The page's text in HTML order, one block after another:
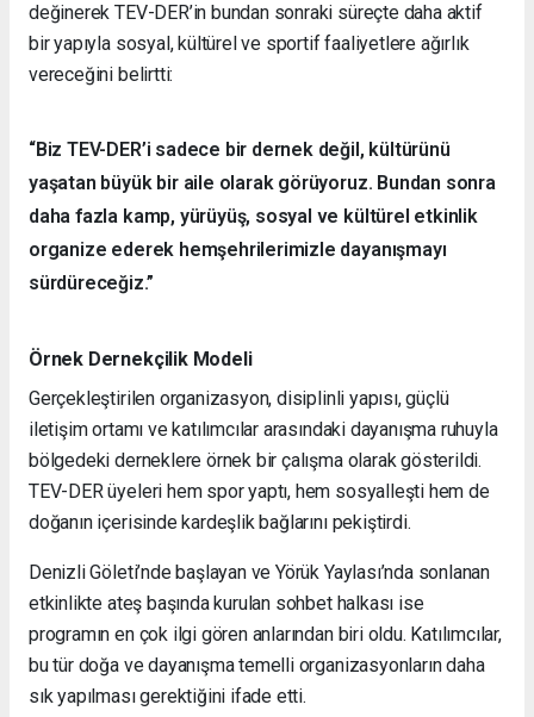
değinerek TEV-DER’in bundan sonraki süreçte daha aktif
bir yapıyla sosyal, kültürel ve sportif faaliyetlere ağırlık
vereceğini belirtti:
“Biz TEV-DER’i sadece bir dernek değil, kültürünü
yaşatan büyük bir aile olarak görüyoruz. Bundan sonra
daha fazla kamp, yürüyüş, sosyal ve kültürel etkinlik
organize ederek hemşehrilerimizle dayanışmayı
sürdüreceğiz.”
Örnek Dernekçilik Modeli
Gerçekleştirilen organizasyon, disiplinli yapısı, güçlü
iletişim ortamı ve katılımcılar arasındaki dayanışma ruhuyla
bölgedeki derneklere örnek bir çalışma olarak gösterildi.
TEV-DER üyeleri hem spor yaptı, hem sosyalleşti hem de
doğanın içerisinde kardeşlik bağlarını pekiştirdi.
Denizli Göleti’nde başlayan ve Yörük Yaylası’nda sonlanan
etkinlikte ateş başında kurulan sohbet halkası ise
programın en çok ilgi gören anlarından biri oldu. Katılımcılar,
bu tür doğa ve dayanışma temelli organizasyonların daha
sık yapılması gerektiğini ifade etti.